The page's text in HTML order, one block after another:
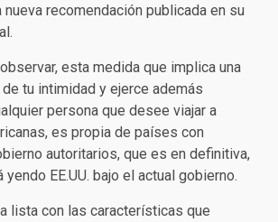
nueva recomendación publicada en su
esta medida que implica una
tu intimidad y ejerce además
persona que desee viajar a
es propia de países con
autoritarios, que es en definitiva,
EE.UU. bajo el actual gobierno.
lista con las características que